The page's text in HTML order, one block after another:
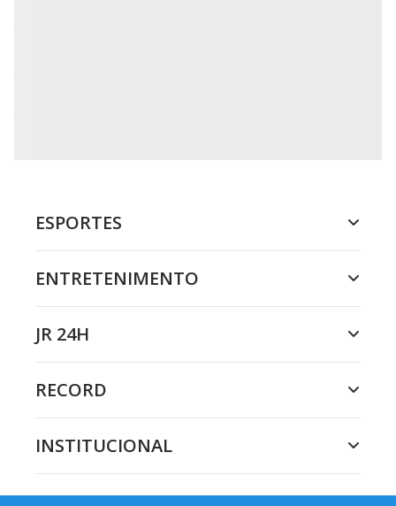
ESPORTES
ENTRETENIMENTO
JR 24H
RECORD
INSTITUCIONAL